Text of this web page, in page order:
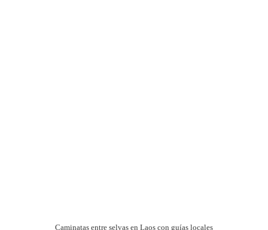
Caminatas entre selvas en Laos con guías locales